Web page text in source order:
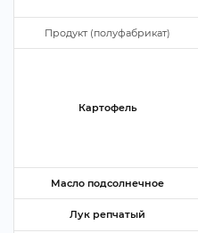
Продукт (полуфабрикат)
Картофель
Масло подсолнечное
Лук репчатый